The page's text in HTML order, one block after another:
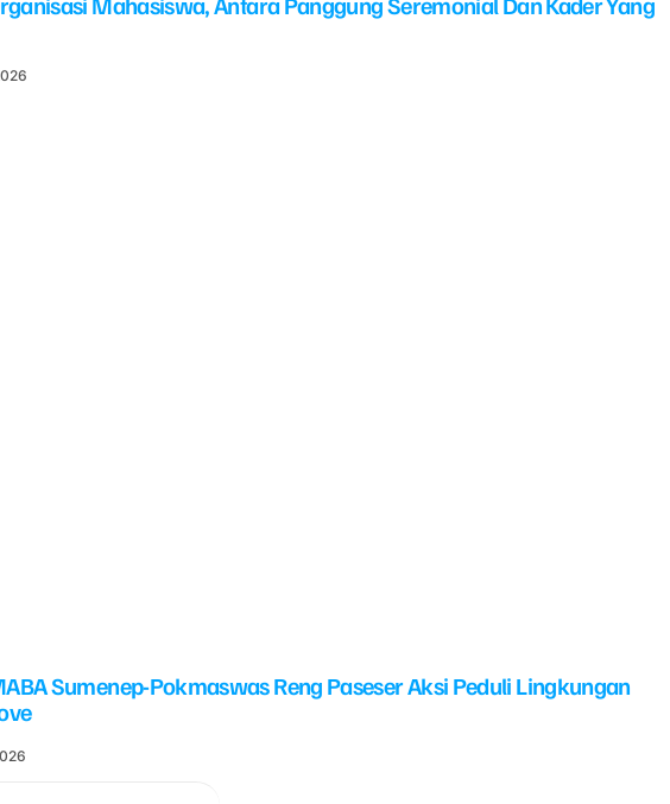
Sumenep-Pokmaswas Reng Paseser Aksi Peduli Lingkungan